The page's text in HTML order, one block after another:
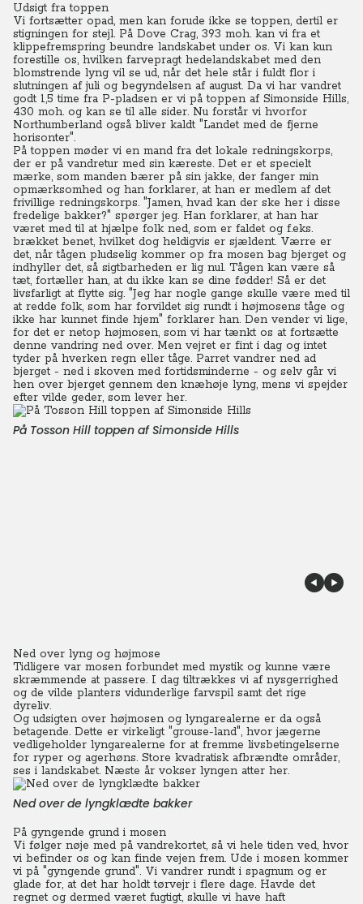
Udsigt fra toppen
Vi fortsætter opad, men kan forude ikke se toppen, dertil er
stigningen for stejl. På Dove Crag, 393 moh. kan vi fra et
klippefremspring beundre landskabet under os. Vi kan kun
forestille os, hvilken farvepragt hedelandskabet med den
blomstrende lyng vil se ud, når det hele står i fuldt flor i
slutningen af juli og begyndelsen af august. Da vi har vandret
godt 1,5 time fra P-pladsen er vi på toppen af Simonside Hills,
430 moh. og kan se til alle sider. Nu forstår vi hvorfor
Northumberland også bliver kaldt "Landet med de fjerne
horisonter".
På toppen møder vi en mand fra det lokale redningskorps,
der er på vandretur med sin kæreste. Det er et specielt
mærke, som manden bærer på sin jakke, der fanger min
opmærksomhed og han forklarer, at han er medlem af det
frivillige redningskorps. "Jamen, hvad kan der ske her i disse
fredelige bakker?" spørger jeg. Han forklarer, at han har
været med til at hjælpe folk ned, som er faldet og f.eks.
brækket benet, hvilket dog heldigvis er sjældent. Værre er
det, når tågen pludselig kommer op fra mosen bag bjerget og
indhyller det, så sigtbarheden er lig nul. Tågen kan være så
tæt, fortæller han, at du ikke kan se dine fødder! Så er det
livsfarligt at flytte sig. "Jeg har nogle gange skulle være med til
at redde folk, som har forvildet sig rundt i højmosens tåge og
ikke har kunnet finde hjem" forklarer han. Den vender vi lige,
for det er netop højmosen, som vi har tænkt os at fortsætte
denne vandring ned over. Men vejret er fint i dag og intet
tyder på hverken regn eller tåge. Parret vandrer ned ad
bjerget - ned i skoven med fortidsminderne - og selv går vi
hen over bjerget gennem den knæhøje lyng, mens vi spejder
efter vilde geder, som lever her.
På Tosson Hill toppen af Simonside Hills
Ned over lyng og højmose
Tidligere var mosen forbundet med mystik og kunne være
skræmmende at passere. I dag tiltrækkes vi af nysgerrighed
og de vilde planters vidunderlige farvspil samt det rige
dyreliv.
Og udsigten over højmosen og lyngarealerne er da også
betagende. Dette er virkeligt "grouse-land", hvor jægerne
vedligeholder lyngarealerne for at fremme livsbetingelserne
for ryper og agerhøns. Store kvadratisk afbrændte områder,
ses i landskabet. Næste år vokser lyngen atter her.
Ned over de lyngklædte bakker
På gyngende grund i mosen
Vi følger nøje med på vandrekortet, så vi hele tiden ved, hvor
vi befinder os og kan finde vejen frem. Ude i mosen kommer
vi på "gyngende grund". Vi vandrer rundt i spagnum og er
glade for, at det har holdt tørvejr i flere dage. Havde det
regnet og dermed været fugtigt, skulle vi have haft